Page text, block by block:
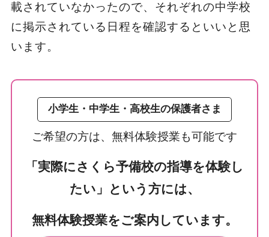
載されていなかったので、それぞれの中学校
に掲示されている日程を確認するといいと思
います。
小学生・中学生・高校生の保護者さま
ご希望の方は、無料体験授業も可能です
「実際にさくら予備校の指導を体験し
たい」という方には、
無料体験授業をご案内しています。